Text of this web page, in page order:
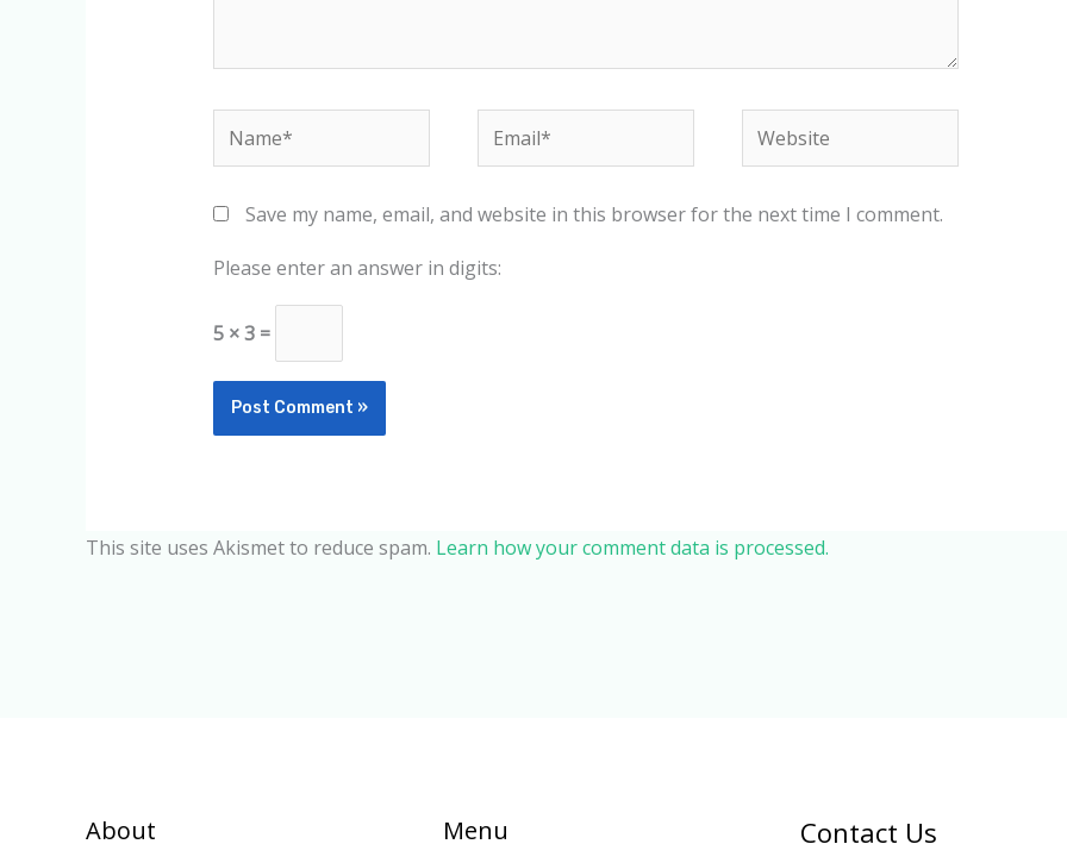
Name* Email* Website
Save my name, email, and website in this browser for the next time I comment.
Please enter an answer in digits:
5 × 3 =
This site uses Akismet to reduce spam. Learn how your comment data is processed.
About Menu Contact Us